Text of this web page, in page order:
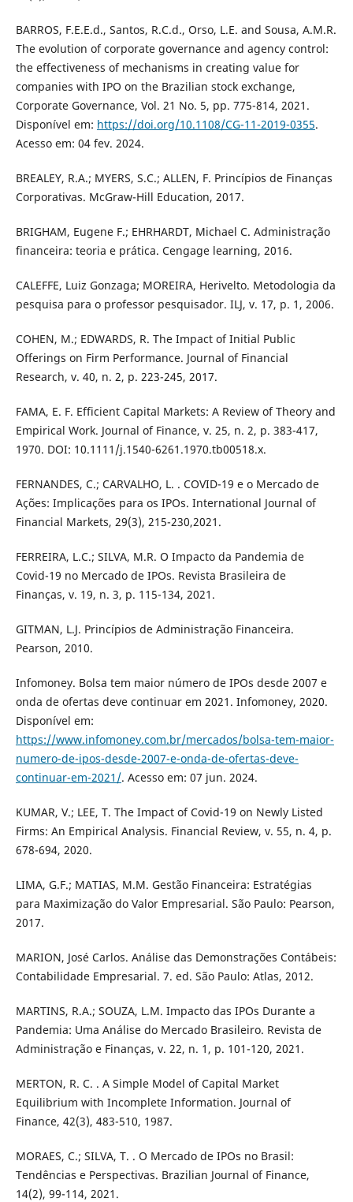
BARROS, F.E.E.d., Santos, R.C.d., Orso, L.E. and Sousa, A.M.R.
The evolution of corporate governance and agency control:
the effectiveness of mechanisms in creating value for
companies with IPO on the Brazilian stock exchange,
Corporate Governance, Vol. 21 No. 5, pp. 775-814, 2021.
Disponível em: https://doi.org/10.1108/CG-11-2019-0355.
Acesso em: 04 fev. 2024.
BREALEY, R.A.; MYERS, S.C.; ALLEN, F. Princípios de Finanças
Corporativas. McGraw-Hill Education, 2017.
BRIGHAM, Eugene F.; EHRHARDT, Michael C. Administração
financeira: teoria e prática. Cengage learning, 2016.
CALEFFE, Luiz Gonzaga; MOREIRA, Herivelto. Metodologia da
pesquisa para o professor pesquisador. ILJ, v. 17, p. 1, 2006.
COHEN, M.; EDWARDS, R. The Impact of Initial Public
Offerings on Firm Performance. Journal of Financial
Research, v. 40, n. 2, p. 223-245, 2017.
FAMA, E. F. Efficient Capital Markets: A Review of Theory and
Empirical Work. Journal of Finance, v. 25, n. 2, p. 383-417,
1970. DOI: 10.1111/j.1540-6261.1970.tb00518.x.
FERNANDES, C.; CARVALHO, L. . COVID-19 e o Mercado de
Ações: Implicações para os IPOs. International Journal of
Financial Markets, 29(3), 215-230,2021.
FERREIRA, L.C.; SILVA, M.R. O Impacto da Pandemia de
Covid-19 no Mercado de IPOs. Revista Brasileira de
Finanças, v. 19, n. 3, p. 115-134, 2021.
GITMAN, L.J. Princípios de Administração Financeira.
Pearson, 2010.
Infomoney. Bolsa tem maior número de IPOs desde 2007 e
onda de ofertas deve continuar em 2021. Infomoney, 2020.
Disponível em:
https://www.infomoney.com.br/mercados/bolsa-tem-maior-
numero-de-ipos-desde-2007-e-onda-de-ofertas-deve-
continuar-em-2021/. Acesso em: 07 jun. 2024.
KUMAR, V.; LEE, T. The Impact of Covid-19 on Newly Listed
Firms: An Empirical Analysis. Financial Review, v. 55, n. 4, p.
678-694, 2020.
LIMA, G.F.; MATIAS, M.M. Gestão Financeira: Estratégias
para Maximização do Valor Empresarial. São Paulo: Pearson,
2017.
MARION, José Carlos. Análise das Demonstrações Contábeis:
Contabilidade Empresarial. 7. ed. São Paulo: Atlas, 2012.
MARTINS, R.A.; SOUZA, L.M. Impacto das IPOs Durante a
Pandemia: Uma Análise do Mercado Brasileiro. Revista de
Administração e Finanças, v. 22, n. 1, p. 101-120, 2021.
MERTON, R. C. . A Simple Model of Capital Market
Equilibrium with Incomplete Information. Journal of
Finance, 42(3), 483-510, 1987.
MORAES, C.; SILVA, T. . O Mercado de IPOs no Brasil:
Tendências e Perspectivas. Brazilian Journal of Finance,
14(2), 99-114, 2021.